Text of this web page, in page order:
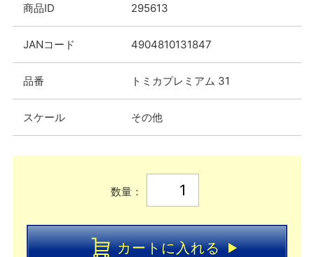
商品ID 295613
JANコード 4904810131847
品番 トミカプレミアム 31
スケール その他
数量：
カートに入れる